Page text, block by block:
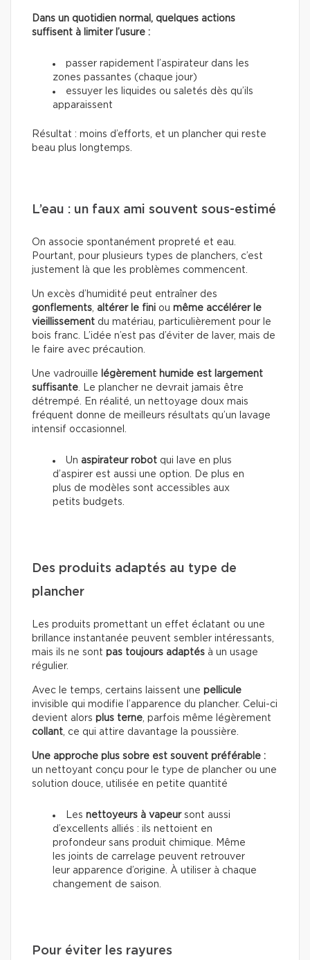
Dans un quotidien normal, quelques actions
suffisent à limiter l’usure :
passer rapidement l’aspirateur dans les
zones passantes (chaque jour)
essuyer les liquides ou saletés dès qu’ils
apparaissent
Résultat : moins d’efforts, et un plancher qui reste
beau plus longtemps.
L’eau : un faux ami souvent sous-estimé
On associe spontanément propreté et eau.
Pourtant, pour plusieurs types de planchers, c’est
justement là que les problèmes commencent.
Un excès d’humidité peut entraîner des
gonflements altérer le fini ou même accélérer le
vieillissement du matériau, particulièrement pour le
bois franc. L’idée n’est pas d’éviter de laver, mais de
le faire avec précaution.
Une vadrouille
légèrement humide est largement
suffisante . Le plancher ne devrait jamais être
détrempé. En réalité, un nettoyage doux mais
fréquent donne de meilleurs résultats qu’un lavage
intensif occasionnel.
Un aspirateur robot qui lave en plus
d’aspirer est aussi une option. De plus en
plus de modèles sont accessibles aux
petits budgets.
Des produits adaptés au type de
plancher
Les produits promettant un effet éclatant ou une
brillance instantanée peuvent sembler intéressants,
mais ils ne sont pas toujours adaptés à un usage
régulier.
Avec le temps, certains laissent une pellicule
invisible qui modifie l’apparence du plancher. Celui-ci
devient alors plus terne , parfois même légèrement
collant , ce qui attire davantage la poussière.
Une approche plus sobre est souvent préférable :
un nettoyant conçu pour le type de plancher ou une
solution douce, utilisée en petite quantité
Les nettoyeurs à vapeursont aussi
d’excellents alliés : ils nettoient en
profondeur sans produit chimique. Même
les joints de carrelage peuvent retrouver
leur apparence d’origine. À utiliser à chaque
changement de saison.
Pour éviter les rayures